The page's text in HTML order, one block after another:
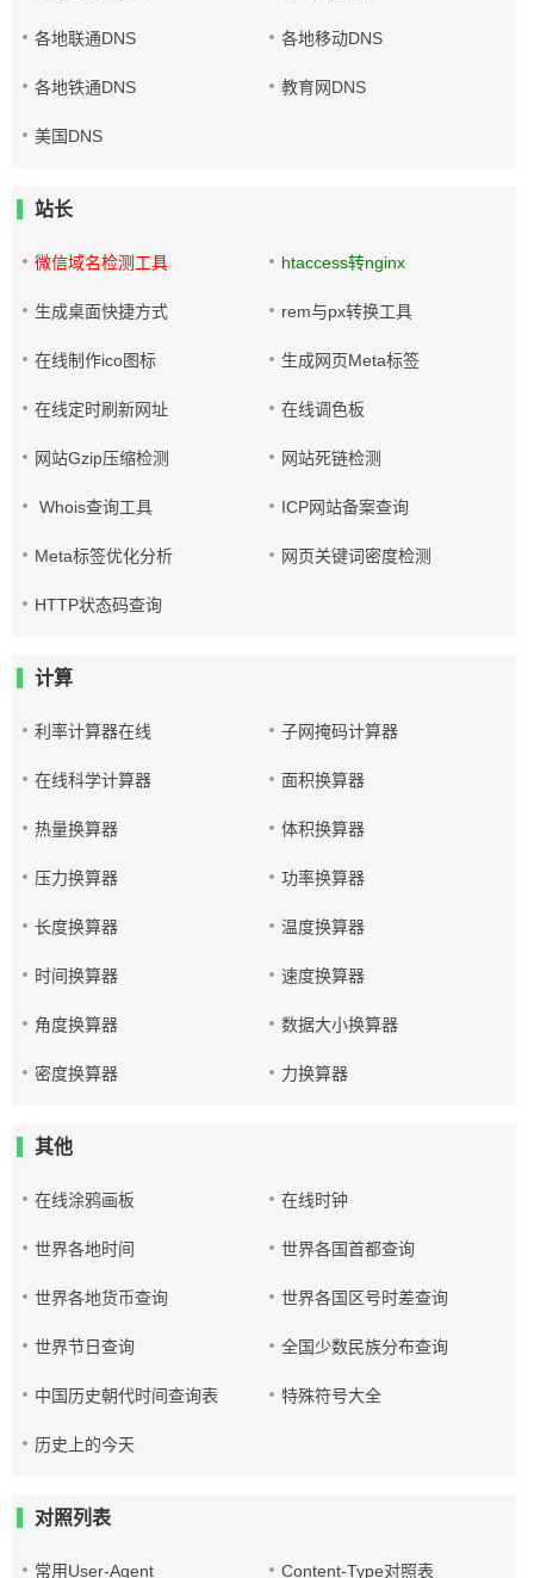
各地联通DNS 各地移动DNS
各地铁通DNS 教育网DNS
美国DNS
站长
微信域名检测工具 htaccess转nginx
生成桌面快捷方式 rem与px转换工具
在线制作ico图标 生成网页Meta标签
在线定时刷新网址 在线调色板
网站Gzip压缩检测 网站死链检测
Whois查询工具 ICP网站备案查询
Meta标签优化分析 网页关键词密度检测
HTTP状态码查询
计算
利率计算器在线 子网掩码计算器
在线科学计算器 面积换算器
热量换算器 体积换算器
压力换算器 功率换算器
长度换算器 温度换算器
时间换算器 速度换算器
角度换算器 数据大小换算器
密度换算器 力换算器
其他
在线涂鸦画板 在线时钟
世界各地时间 世界各国首都查询
世界各地货币查询 世界各国区号时差查询
世界节日查询 全国少数民族分布查询
中国历史朝代时间查询表 特殊符号大全
历史上的今天
对照列表
常用User-Agent Content-Type对照表